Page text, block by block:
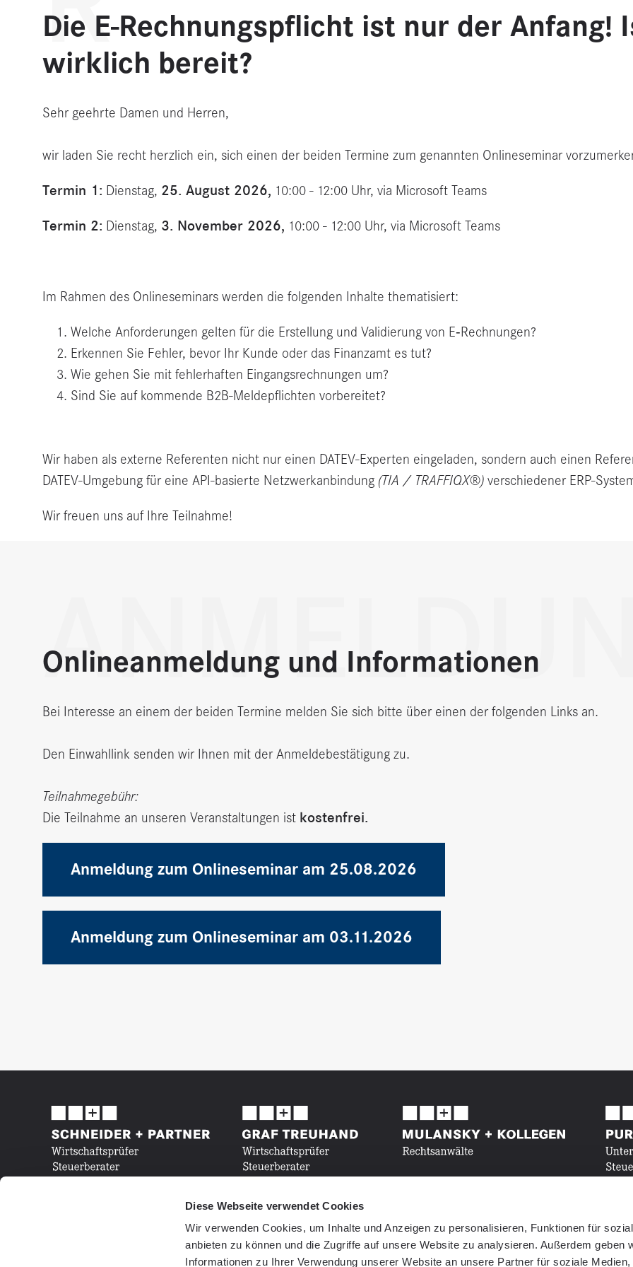
Diese Webseite verwendet Cookies
Wir verwenden Cookies, um Inhalte und Anzeigen zu personalisieren, Funktionen für
anbieten zu können und die Zugriffe auf unsere Website zu analysieren. Außerdem geben
Informationen zu Ihrer Verwendung unserer Website an unsere Partner für soziale Medien,
Die E-Rechnungspflicht ist nur der Anfang!
wirklich bereit?
Sehr geehrte Damen und Herren,
wir laden Sie recht herzlich ein, sich einen der beiden Termine zum genannten Onlineseminar
Termin 1: Dienstag, 25. August 2026, 10:00 - 12:00 Uhr, via Microsoft Teams
Termin 2: Dienstag, 3. November 2026, 10:00 - 12:00 Uhr, via Microsoft Teams
Im Rahmen des Onlineseminars werden die folgenden Inhalte thematisiert:
Welche Anforderungen gelten für die Erstellung und Validierung von E‑Rechnungen?
Erkennen Sie Fehler, bevor Ihr Kunde oder das Finanzamt es tut?
Wie gehen Sie mit fehlerhaften Eingangsrechnungen um?
Sind Sie auf kommende B2B-Meldepflichten vorbereitet?
Wir haben als externe Referenten nicht nur einen DATEV-Experten eingeladen, sondern auch einen
DATEV-Umgebung für eine API-basierte Netzwerkanbindung (TIA / TRAFFIQX®) verschiedener ERP-
Wir freuen uns auf Ihre Teilnahme!
Onlineanmeldung und Informationen
Bei Interesse an einem der beiden Termine melden Sie sich bitte über einen der folgenden Links an.
Den Einwahllink senden wir Ihnen mit der Anmeldebestätigung zu.
Teilnahmegebühr:
Die Teilnahme an unseren Veranstaltungen ist kostenfrei.
Anmeldung zum Onlineseminar am 25.08.2026
Anmeldung zum Onlineseminar am 03.11.2026